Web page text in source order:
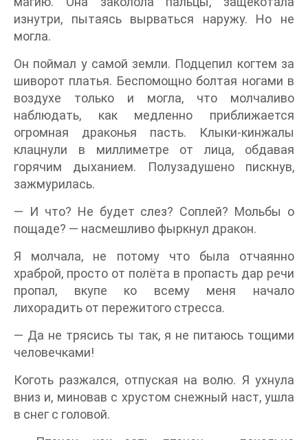
изнутри, пытаясь вырваться наружу. Но не
могла.
Он поймал у самой земли. Подцепил когтем за
шиворот платья. Беспомощно болтая ногами в
воздухе только и могла, что молчаливо
наблюдать, как медленно приближается
огромная драконья пасть. Клыки-кинжалы
клацнули в миллиметре от лица, обдавая
горячим дыханием. Полузадушено пискнув,
зажмурилась.
— И что? Не будет слез? Соплей? Мольбы о
пощаде? — насмешливо фыркнул дракон.
Я молчала, не потому что была отчаянно
храброй, просто от полёта в пропасть дар речи
пропал, вкупе ко всему меня начало
лихорадить от пережитого стресса.
— Да не трясись ты так, я не питаюсь тощими
человечками!
Коготь разжался, отпуская на волю. Я ухнула
вниз и, миновав с хрустом снежный наст, ушла
в снег с головой.